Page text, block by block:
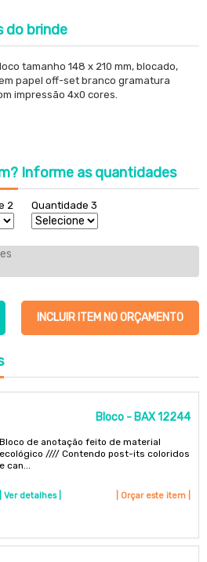
do brinde
tamanho 148 x 210 mm, blocado,
papel off-set branco gramatura
impressão 4x0 cores.
Informe as quantidades
2 Quantidade 3
INCLUIR ITEM NO ORÇAMENTO
Bloco - BAX 12244
Bloco de anotação feito de material
ecológico //// Contendo post-its coloridos
e can...
| Ver detalhes | | Orçar este item |